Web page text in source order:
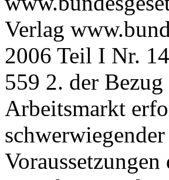
Verlag
2006 Teil I Nr.
559 2. der
Arbeitsmarkt